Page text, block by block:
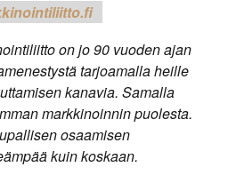
on jo 90 vuoden ajan
tarjoamalla heille
kanavia. Samalla
markkinoinnin puolesta.
osaamisen
kuin koskaan.